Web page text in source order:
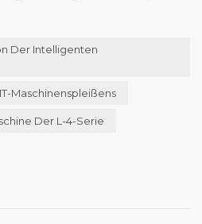
aber die Automatisierung der
stagniert. Wie kann die
und systematisch verwaltet
Fütterungsarbei...
Der Intelligenten
Maschinenspleißens
Der L-4-Serie